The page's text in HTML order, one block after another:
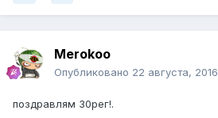
Merokoo
Опубликовано 22 августа, 2016
поздравлям 30рег!.